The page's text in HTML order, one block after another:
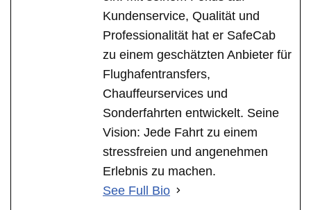
Kundenservice, Qualität und
Professionalität hat er SafeCab
zu einem geschätzten Anbieter für
Flughafentransfers,
Chauffeurservices und
Sonderfahrten entwickelt. Seine
Vision: Jede Fahrt zu einem
stressfreien und angenehmen
Erlebnis zu machen.
See Full Bio